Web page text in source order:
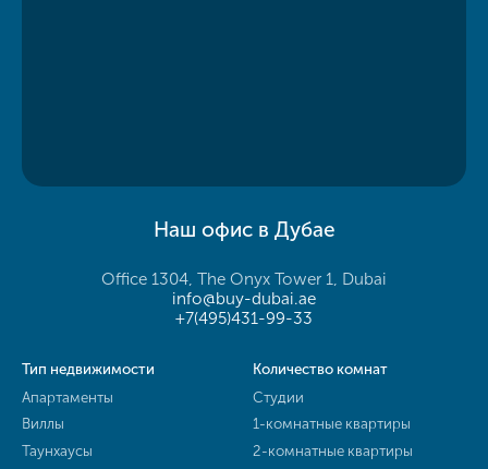
Наш офис в Дубае
Office 1304, The Onyx Tower 1, Dubai
info@buy-dubai.ae
+7(495)431-99-33
Тип недвижимости
Апартаменты
Виллы
Таунхаусы
Количество комнат
Студии
1-комнатные квартиры
2-комнатные квартиры